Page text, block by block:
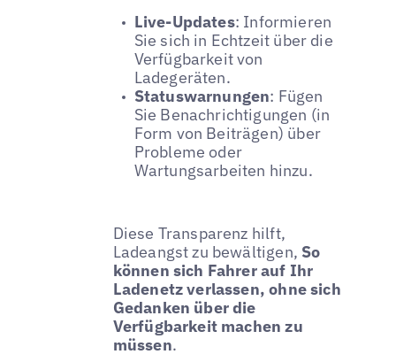
Live-Updates: Informieren
Sie sich in Echtzeit über die
Verfügbarkeit von
Ladegeräten.
Statuswarnungen: Fügen
Sie Benachrichtigungen (in
Form von Beiträgen) über
Probleme oder
Wartungsarbeiten hinzu.
Diese Transparenz hilft,
Ladeangst zu bewältigen, So
können sich Fahrer auf Ihr
Ladenetz verlassen, ohne sich
Gedanken über die
Verfügbarkeit machen zu
müssen.